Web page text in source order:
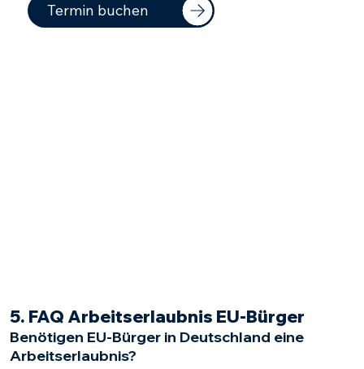
Termin buchen
5. FAQ Arbeitserlaubnis EU-Bürger
Benötigen EU-Bürger in Deutschland eine
Arbeitserlaubnis?